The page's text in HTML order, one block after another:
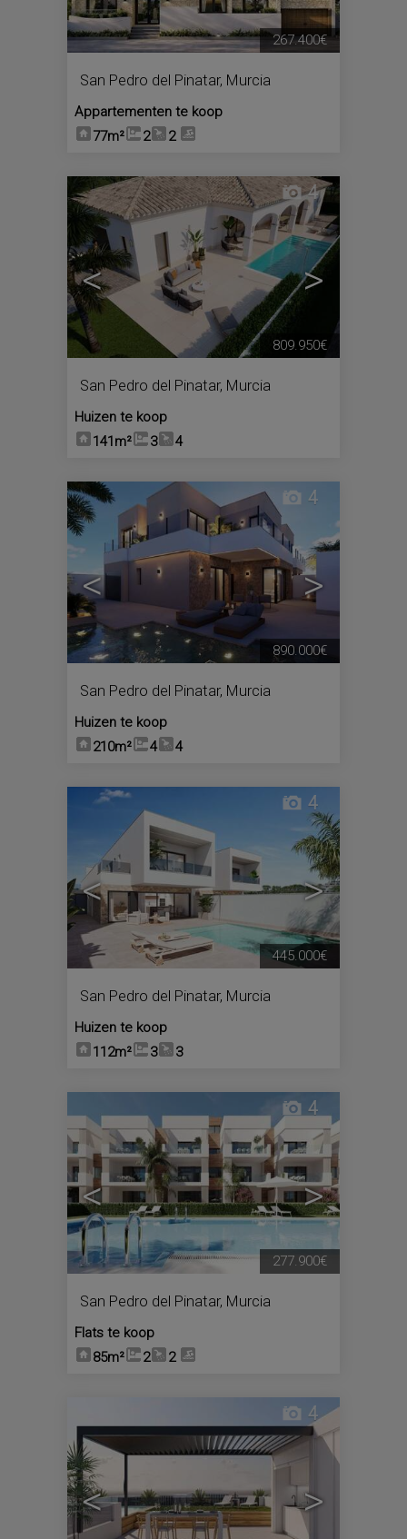
San Pedro del Pinatar, Murcia
Appartementen te koop
77m²
2 2
267.400€
< >
4
San Pedro del Pinatar, Murcia
Huizen te koop
141m²
3 4
809.950€
< >
4
San Pedro del Pinatar, Murcia
Huizen te koop
210m²
4 4
890.000€
< >
4
San Pedro del Pinatar, Murcia
Huizen te koop
112m²
3 3
445.000€
< >
4
San Pedro del Pinatar, Murcia
Flats te koop
85m²
2 2
277.900€
< >
4